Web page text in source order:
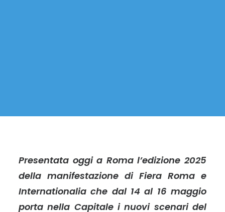
Presentata oggi a Roma l’edizione 2025
della manifestazione di Fiera Roma e
Internationalia che dal 14 al 16 maggio
porta nella Capitale i nuovi scenari del